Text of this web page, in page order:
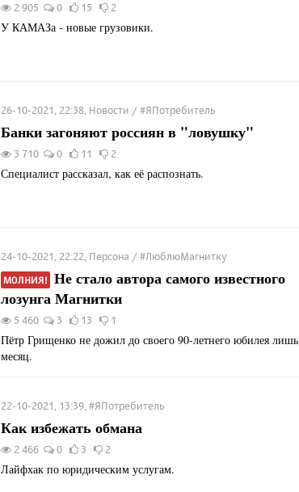
2 905 0 15 2
У КАМАЗа - новые грузовики.
26-10-2021, 22:38, Новости / #ЯПотребитель
Банки загоняют россиян в "ловушку"
3 710 0 11 2
Специалист рассказал, как её распознать.
24-10-2021, 22:22, Персона / #ЛюблюМагнитку
МОЛНИЯ! Не стало автора самого известного
лозунга Магнитки
5 460 3 13 1
Пётр Грищенко не дожил до своего 90-летнего юбилея лишь
месяц.
22-10-2021, 13:39, #ЯПотребитель
Как избежать обмана
2 466 0 3 2
Лайфхак по юридическим услугам.